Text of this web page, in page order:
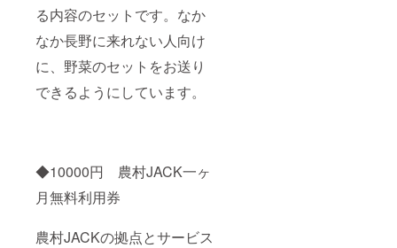
る内容のセットです。なか
なか長野に来れない人向け
に、野菜のセットをお送り
できるようにしています。
◆10000円 農村JACK一ヶ
月無料利用券
農村JACKの拠点とサービス